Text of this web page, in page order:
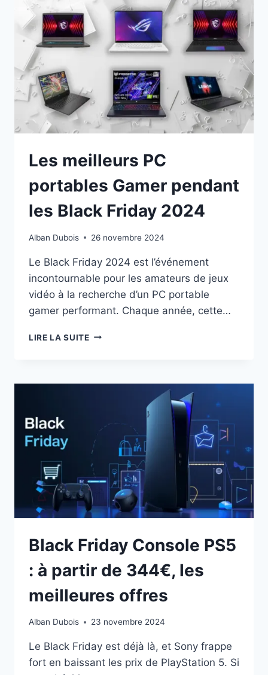
Les meilleurs PC
portables Gamer pendant
les Black Friday 2024
Alban Dubois 26 novembre 2024
Le Black Friday 2024 est l’événement
incontournable pour les amateurs de jeux
vidéo à la recherche d’un PC portable
gamer performant. Chaque année, cette…
LIRE LA SUITELES
GAMER
BLACK
2024
Black Friday Console PS5
: à partir de 344€, les
meilleures offres
Alban Dubois 23 novembre 2024
Le Black Friday est déjà là, et Sony frappe
fort en baissant les prix de PlayStation 5. Si